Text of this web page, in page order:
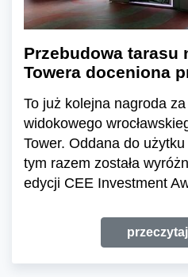
Przebudowa tarasu
Towera doceniona
To już kolejna nagroda
widokowego
Tower. Oddana do
tym razem została
edycji CEE Investment